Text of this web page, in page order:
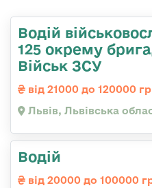
Водій
125 окрему
Військ ЗСУ
від 21000 до 120000
Львів, Львівська
Водій
від 20000 до 100000